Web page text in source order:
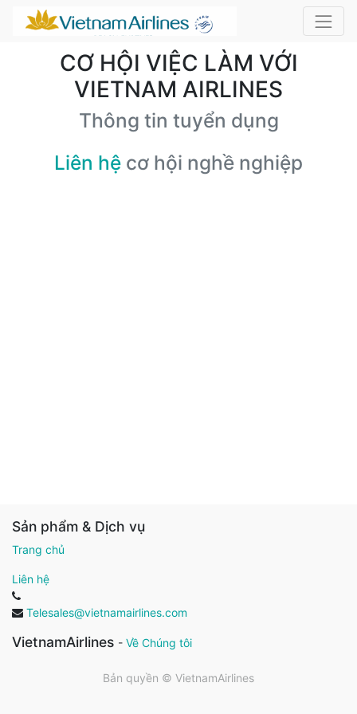
CƠ HỘI VIỆC LÀM VỚI
VIETNAM AIRLINES
Thông tin tuyển dụng
Liên hệ cơ hội nghề nghiệp
Sản phẩm & Dịch vụ
Trang chủ
Liên hệ
Telesales@vietnamairlines.com
VietnamAirlines - Về Chúng tôi
Bản quyền © VietnamAirlines